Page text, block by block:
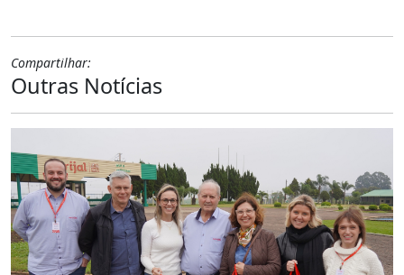
Compartilhar:
Outras Notícias